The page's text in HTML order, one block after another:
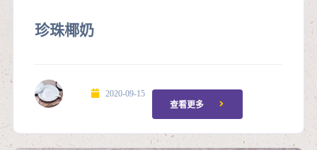
珍珠椰奶
2020-09-15
查看更多